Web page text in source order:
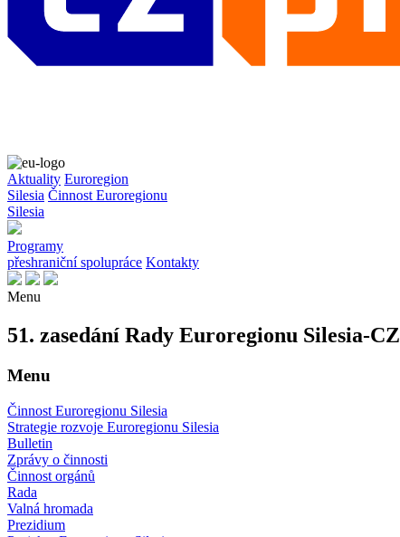
Aktuality Euroregion
Silesia Činnost Euroregionu
Silesia
Programy
přeshraniční spolupráce Kontakty
Menu
51. zasedání Rady Euroregionu Silesia-CZ
Menu
Činnost Euroregionu Silesia
Strategie rozvoje Euroregionu Silesia
Bulletin
Zprávy o činnosti
Činnost orgánů
Rada
Valná hromada
Prezidium